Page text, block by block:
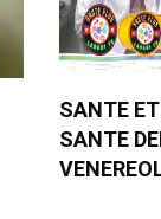
SANTE
SANTE